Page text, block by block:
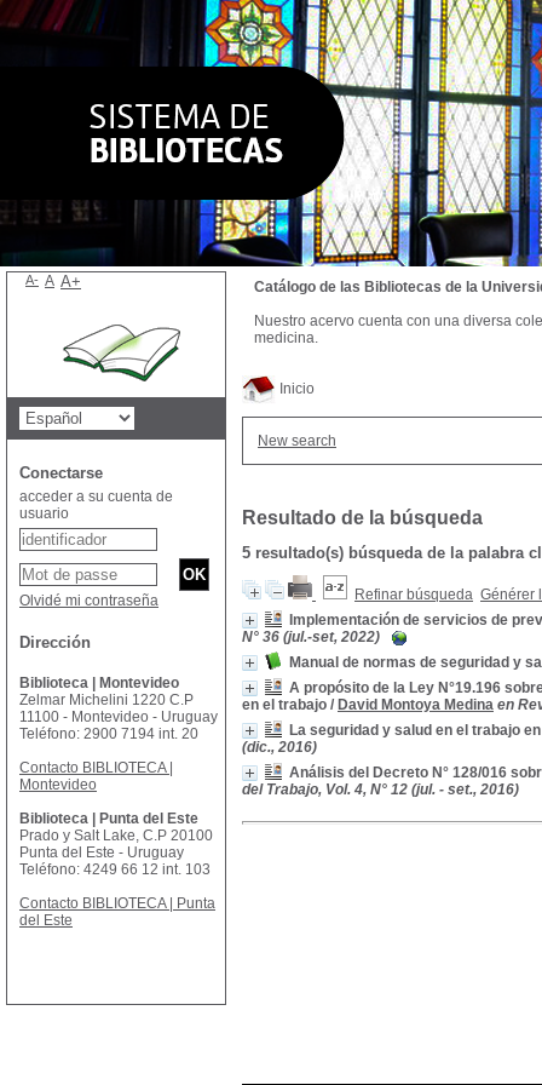
Inicio
New search
Resultado de la búsqueda
5 resultado(s) búsqueda de la palabra
Refinar búsqueda Générer
Implementación de servicios de
N° 36 (jul.-set, 2022)
Manual de normas de seguridad y
A propósito de la Ley N°19.196
en el trabajo / David Montoya Medina en
La seguridad y salud en el trabajo
(dic., 2016)
Análisis del Decreto N° 128/016
del Trabajo, Vol. 4, N° 12 (jul. - set., 2016)
Catálogo de las Bibliotecas de la
Nuestro acervo cuenta con una diversa
medicina.
A- A A+
Conectarse
acceder a su cuenta de
usuario
Olvidé mi contraseña
Dirección
Biblioteca | Montevideo
Zelmar Michelini 1220 C.P
11100 - Montevideo - Uruguay
Teléfono: 2900 7194 int. 20
Contacto BIBLIOTECA |
Montevideo
Biblioteca | Punta del Este
Prado y Salt Lake, C.P 20100
Punta del Este - Uruguay
Teléfono: 4249 66 12 int. 103
Contacto BIBLIOTECA | Punta
del Este